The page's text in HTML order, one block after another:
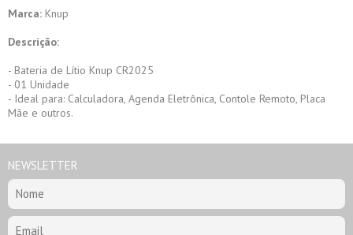
Marca: Knup
Descrição:
- Bateria de Lítio Knup CR2025
- 01 Unidade
- Ideal para: Calculadora, Agenda Eletrônica, Contole Remoto, Placa
Mãe e outros.
NEWSLETTER